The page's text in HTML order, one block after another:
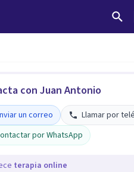
con Juan Antonio
un correo
Llamar por
por WhatsApp
terapia online